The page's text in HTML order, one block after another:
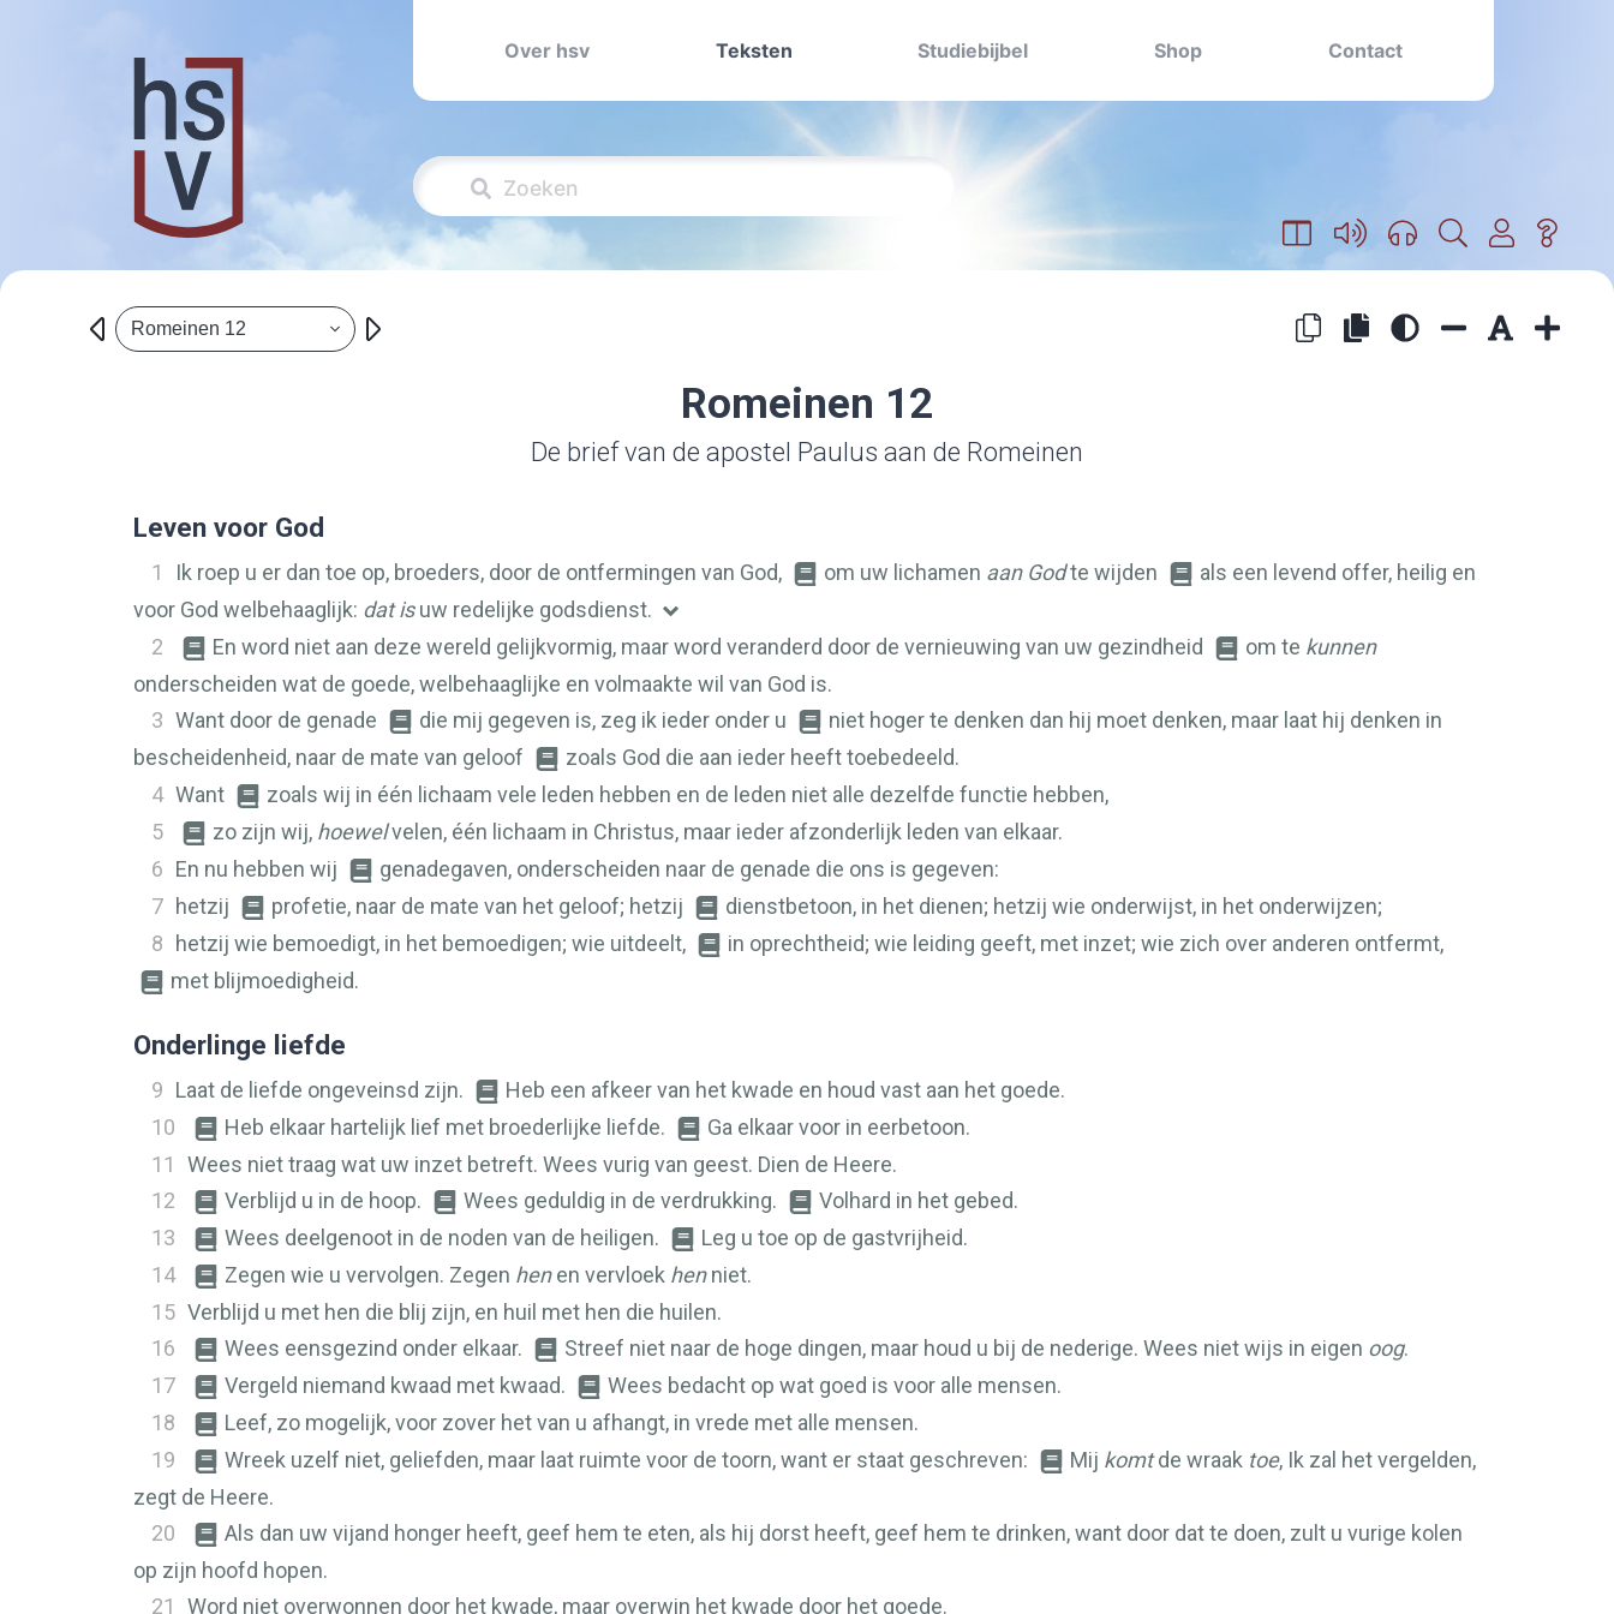
Over hsv Teksten Studiebijbel Shop Contact
Romeinen 12
Romeinen 12
De brief van de apostel Paulus aan de Romeinen
Leven voor God
1 Ik roep u er dan toe op, broeders, door de ontfermingen van God, om uw lichamen aan Godte wijden
als een levend offer, heilig en
voor God welbehaaglijk: dat isuw redelijke godsdienst.
2
En word niet aan deze wereld gelijkvormig, maar word veranderd door de vernieuwing van uw gezindheid om te kunnen
onderscheiden wat de goede, welbehaaglijke en volmaakte wil van God is.
3 Want door de genade die mij gegeven is, zeg ik ieder onder u
niet hoger te denken dan hij moet denken, maar laat hij denken in
bescheidenheid, naar de mate van geloof
zoals God die aan ieder heeft toebedeeld.
4 Want
zoals wij in één lichaam vele leden hebben en de leden niet alle dezelfde functie hebben,
5
zo zijn wij, hoewelvelen, één lichaam in Christus, maar ieder afzonderlijk leden van elkaar.
6 En nu hebben wij
genadegaven, onderscheiden naar de genade die ons is gegeven:
7 hetzij profetie, naar de mate van het geloof; hetzij
dienstbetoon, in het dienen; hetzij wie onderwijst, in het onderwijzen;
8
hetzij wie bemoedigt, in het bemoedigen; wie uitdeelt,
in oprechtheid; wie leiding geeft, met inzet; wie zich over anderen ontfermt,
met blijmoedigheid.
Onderlinge liefde
9 Laat de liefde ongeveinsd zijn.
Heb een afkeer van het kwade en houd vast aan het goede.
10
Heb elkaar hartelijk lief met broederlijke liefde.
Ga elkaar voor in eerbetoon.
11
Wees niet traag wat uw inzet betreft. Wees vurig van geest. Dien de Heere.
12
Verblijd u in de hoop. Wees geduldig in de verdrukking.
Volhard in het gebed.
13
Wees deelgenoot in de noden van de heiligen.
Leg u toe op de gastvrijheid.
14
Zegen wie u vervolgen. Zegen henen vervloek henniet.
15 Verblijd u met hen die blij zijn, en huil met hen die huilen.
16
Wees eensgezind onder elkaar. Streef niet naar de hoge dingen, maar houd u bij de nederige. Wees niet wijs in eigen oog.
17
Vergeld niemand kwaad met kwaad.
Wees bedacht op wat goed is voor alle mensen.
18
Leef, zo mogelijk, voor zover het van u afhangt, in vrede met alle mensen.
19
Wreek uzelf niet, geliefden, maar laat ruimte voor de toorn, want er staat geschreven: Mij komtde wraak toe, Ik zal het vergelden,
zegt de Heere.
20
Als dan uw vijand honger heeft, geef hem te eten, als hij dorst heeft, geef hem te drinken, want door dat te doen, zult u vurige kolen
op zijn hoofd hopen.
21
Word niet overwonnen door het kwade, maar overwin het kwade door het goede.